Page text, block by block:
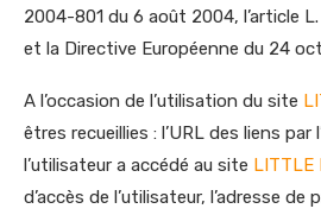
2004-801 du 6 août 2004, l’article
et la Directive Européenne du 24
A l’occasion de l’utilisation du site
êtres recueillies : l’URL des liens par
l’utilisateur a accédé au site LITTLE
d’accès de l’utilisateur, l’adresse